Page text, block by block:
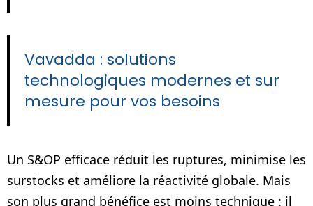
Vavadda : solutions
technologiques modernes et sur
mesure pour vos besoins
Un S&OP efficace réduit les ruptures, minimise les
surstocks et améliore la réactivité globale. Mais
son plus grand bénéfice est moins technique : il